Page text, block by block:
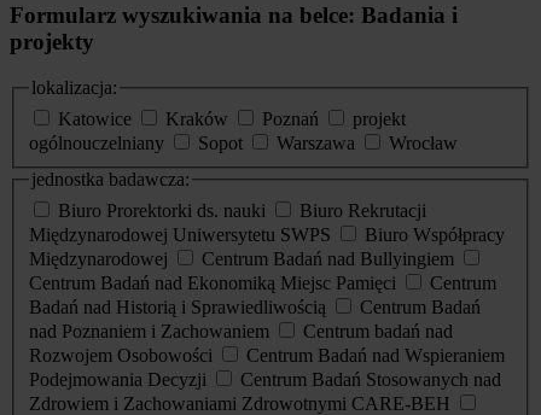
Formularz wyszukiwania na belce: Badania i
projekty
lokalizacja:
Katowice
Kraków Poznań
projekt
ogólnouczelniany
Sopot Warszawa
Wrocław
jednostka badawcza:
Biuro Prorektorki ds. nauki
Biuro Rekrutacji
Międzynarodowej Uniwersytetu SWPS
Biuro Współpracy
Międzynarodowej
Centrum Badań nad Bullyingiem
Centrum Badań nad Ekonomiką Miejsc Pamięci
Centrum
Badań nad Historią i Sprawiedliwością
Centrum Badań
nad Poznaniem i Zachowaniem
Centrum badań nad
Rozwojem Osobowości
Centrum Badań nad Wspieraniem
Podejmowania Decyzji
Centrum Badań Stosowanych nad
Zdrowiem i Zachowaniami Zdrowotnymi CARE-BEH